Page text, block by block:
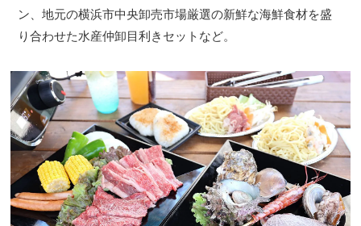
ン、地元の横浜市中央卸売市場厳選の新鮮な海鮮食材を盛
り合わせた水産仲卸目利きセットなど。